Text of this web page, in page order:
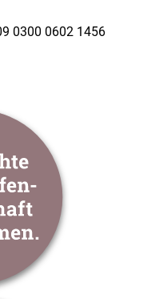
0300 0602 1456